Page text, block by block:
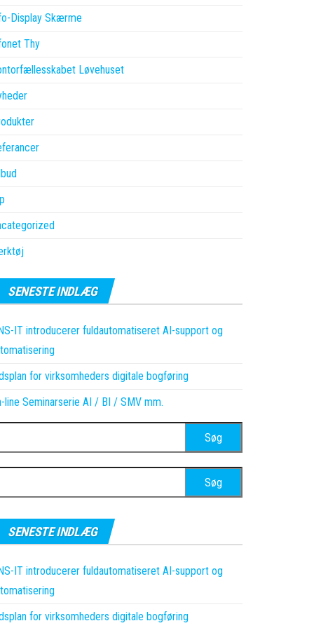
Display Skærme
Thy
Løvehuset
SENESTE INDLÆG
IT introducerer fuldautomatiseret AI-support og
for virksomheders digitale bogføring
line Seminarserie AI / BI / SMV mm.
SENESTE INDLÆG
IT introducerer fuldautomatiseret AI-support og
for virksomheders digitale bogføring